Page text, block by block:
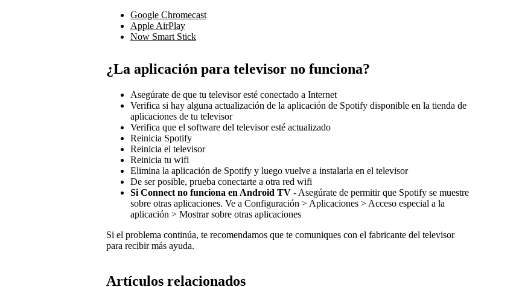
Google Chromecast
Apple AirPlay
Now Smart Stick
¿La aplicación para televisor no funciona?
Asegúrate de que tu televisor esté conectado a Internet
Verifica si hay alguna actualización de la aplicación de Spotify disponible en la tienda de
aplicaciones de tu televisor
Verifica que el software del televisor esté actualizado
Reinicia Spotify
Reinicia el televisor
Reinicia tu wifi
Elimina la aplicación de Spotify y luego vuelve a instalarla en el televisor
De ser posible, prueba conectarte a otra red wifi
Si Connect no funciona en Android TV - Asegúrate de permitir que Spotify se muestre
sobre otras aplicaciones. Ve a Configuración > Aplicaciones > Acceso especial a la
aplicación > Mostrar sobre otras aplicaciones
Si el problema continúa, te recomendamos que te comuniques con el fabricante del televisor
para recibir más ayuda.
Artículos relacionados